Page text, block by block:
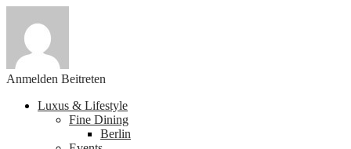
Anmelden Beitreten
Luxus & Lifestyle
Fine Dining
Berlin